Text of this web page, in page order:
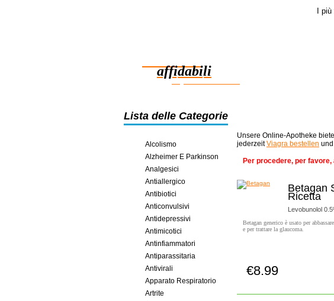
I
affidabili
risparmio in linea
Lista delle Categorie
Alcolismo
Alzheimer E Parkinson
Analgesici
Antiallergico
Antibiotici
Anticonvulsivi
Antidepressivi
Antimicotici
Antinfiammatori
Antiparassitaria
Antivirali
Apparato Respiratorio
Artrite
Unsere Online-Apotheke
jederzeitViagra bestellen
Per procedere, per
Betagan
Ricetta
Levobunolol
Betagan generico è usato per
e per trattare la glaucoma.
€8.99